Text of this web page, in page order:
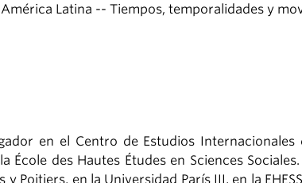
Latina -- Tiempos, temporalidades y
en el Centro de Estudios Internacionales
École des Hautes Études en Sciences
y Poitiers, en la Universidad París III, en la